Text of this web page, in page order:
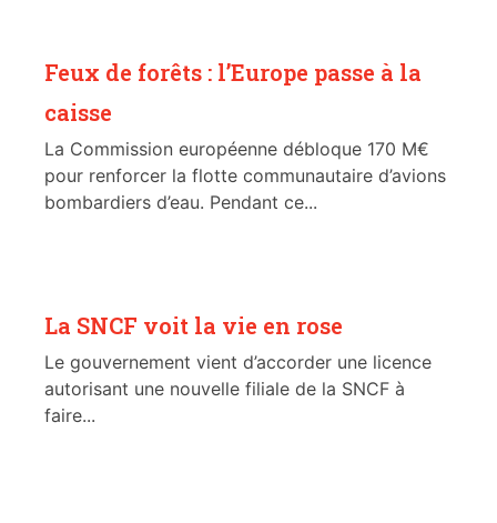
Feux de forêts : l’Europe passe à la
caisse
La Commission européenne débloque 170 M€
pour renforcer la flotte communautaire d’avions
bombardiers d’eau. Pendant ce...
La SNCF voit la vie en rose
Le gouvernement vient d’accorder une licence
autorisant une nouvelle filiale de la SNCF à
faire...